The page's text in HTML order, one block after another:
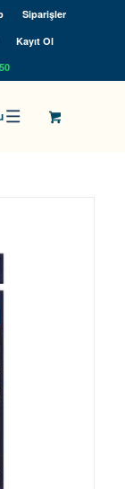
Siparişler
Kayıt Ol